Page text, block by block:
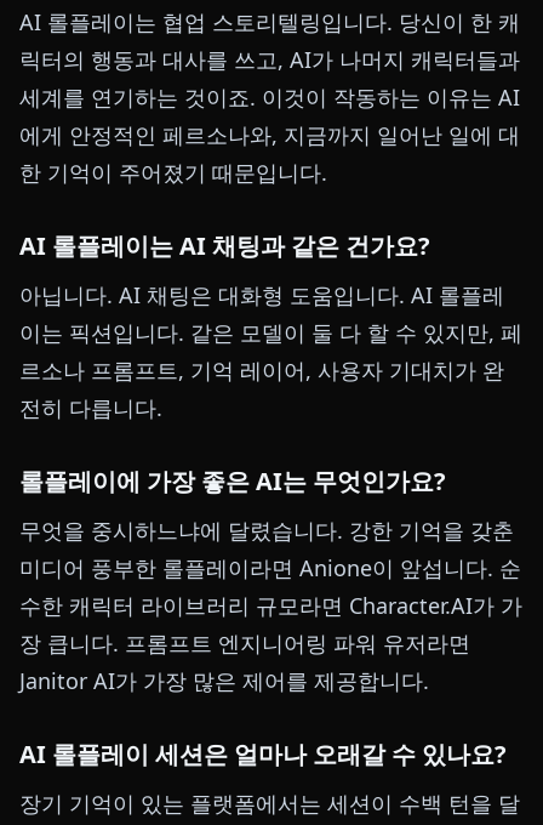
AI 롤플레이는 협업 스토리텔링입니다. 당신이 한 캐
릭터의 행동과 대사를 쓰고, AI가 나머지 캐릭터들과
세계를 연기하는 것이죠. 이것이 작동하는 이유는 AI
에게 안정적인 페르소나와, 지금까지 일어난 일에 대
한 기억이 주어졌기 때문입니다.
AI 롤플레이는 AI 채팅과 같은 건가요?
아닙니다. AI 채팅은 대화형 도움입니다. AI 롤플레
이는 픽션입니다. 같은 모델이 둘 다 할 수 있지만, 페
르소나 프롬프트, 기억 레이어, 사용자 기대치가 완
전히 다릅니다.
롤플레이에 가장 좋은 AI는 무엇인가요?
무엇을 중시하느냐에 달렸습니다. 강한 기억을 갖춘
미디어 풍부한 롤플레이라면 Anione이 앞섭니다. 순
수한 캐릭터 라이브러리 규모라면 Character.AI가 가
장 큽니다. 프롬프트 엔지니어링 파워 유저라면
Janitor AI가 가장 많은 제어를 제공합니다.
AI 롤플레이 세션은 얼마나 오래갈 수 있나요?
장기 기억이 있는 플랫폼에서는 세션이 수백 턴을 달